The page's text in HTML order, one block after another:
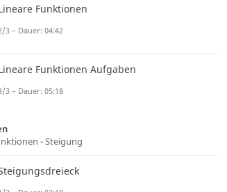
Funktionen
3 – Dauer: 04:42
Funktionen Aufgaben
3 – Dauer: 05:18
- Steigung